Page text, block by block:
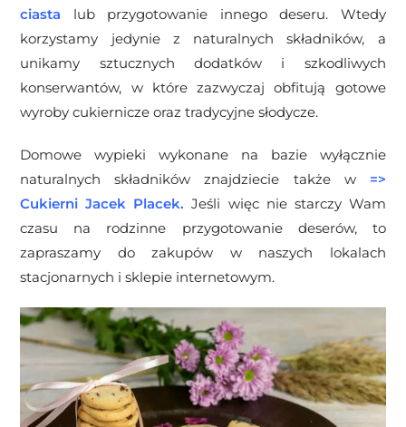
ciasta lub przygotowanie innego deseru. Wtedy
korzystamy jedynie z naturalnych składników, a
unikamy sztucznych dodatków i szkodliwych
konserwantów, w które zazwyczaj obfitują gotowe
wyroby cukiernicze oraz tradycyjne słodycze.
Domowe wypieki wykonane na bazie wyłącznie
naturalnych składników znajdziecie także w =>
Cukierni Jacek Placek. Jeśli więc nie starczy Wam
czasu na rodzinne przygotowanie deserów, to
zapraszamy do zakupów w naszych lokalach
stacjonarnych i sklepie internetowym.